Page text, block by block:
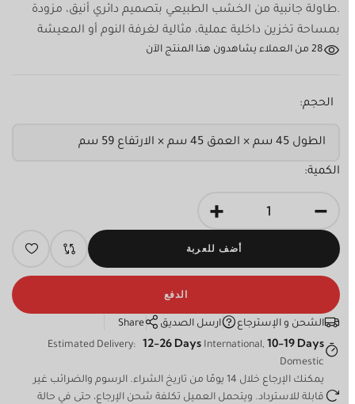
.طاولة جانبية من الخشب الطبيعي بتصميم دائري أنيق، مزودة
بمساحة تخزين داخلية عملية، مثالية لغرفة النوم أو المعيشة
28من العملاء يشاهدون هذا المنتج الآن
الحجم:
الكمية:
-
+
أضف للعربة
الدفع
الشحن و الإسترجاع ارسل الصديق
Share
Estimated Delivery:12-26 Days International,10-19 Days
Domestic
يمكنك الإرجاع خلال 14 يومًا من تاريخ الشراء. الرسوم والضرائب غير
قابلة للاسترداد. ويتحمل العميل تكلفة شحن الإرجاع، حتى في حالة